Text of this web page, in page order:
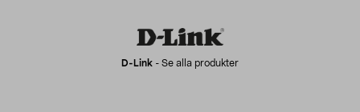
D-Link - Se alla produkter